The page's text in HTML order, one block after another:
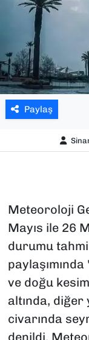
Paylaş
Meteoroloji
Mayıs ile 26
durumu
ve doğu
altında,
civarında
denildi.
SPOR
TEKNOLOJİ
YAŞAM
YEREL